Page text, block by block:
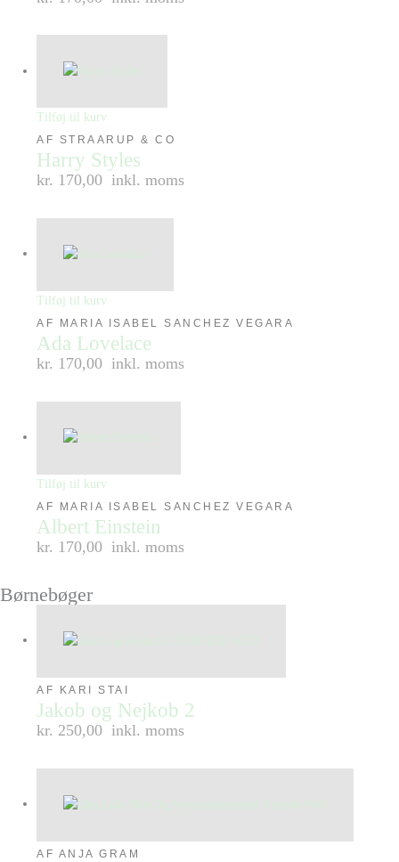
Tilføj til kurv
AF STRAARUP & CO
Harry Styles
kr. 170,00 inkl. moms
Tilføj til kurv
AF MARIA ISABEL SANCHEZ VEGARA
Ada Lovelace
kr. 170,00 inkl. moms
Tilføj til kurv
AF MARIA ISABEL SANCHEZ VEGARA
Albert Einstein
kr. 170,00 inkl. moms
Børnebøger
AF KARI STAI
Jakob og Nejkob 2
kr. 250,00 inkl. moms
AF ANJA GRAM